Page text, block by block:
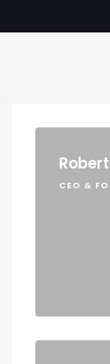
CEO &